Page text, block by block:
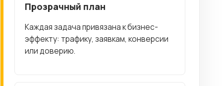
Прозрачный план
Каждая задача привязана к бизнес-
эффекту: трафику, заявкам, конверсии
или доверию.